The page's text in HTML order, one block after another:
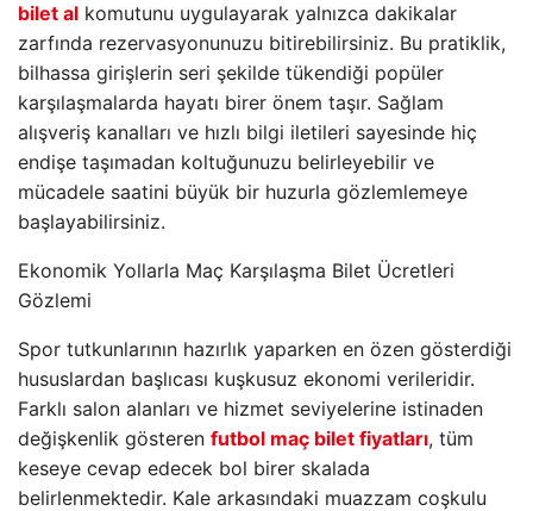
bilet al komutunu uygulayarak yalnızca dakikalar
zarfında rezervasyonunuzu bitirebilirsiniz. Bu pratiklik,
bilhassa girişlerin seri şekilde tükendiği popüler
karşılaşmalarda hayatı birer önem taşır. Sağlam
alışveriş kanalları ve hızlı bilgi iletileri sayesinde hiç
endişe taşımadan koltuğunuzu belirleyebilir ve
mücadele saatini büyük bir huzurla gözlemlemeye
başlayabilirsiniz.
Ekonomik Yollarla Maç Karşılaşma Bilet Ücretleri
Gözlemi
Spor tutkunlarının hazırlık yaparken en özen gösterdiği
hususlardan başlıcası kuşkusuz ekonomi verileridir.
Farklı salon alanları ve hizmet seviyelerine istinaden
değişkenlik gösteren futbol maç bilet fiyatları, tüm
keseye cevap edecek bol birer skalada
belirlenmektedir. Kale arkasındaki muazzam coşkulu